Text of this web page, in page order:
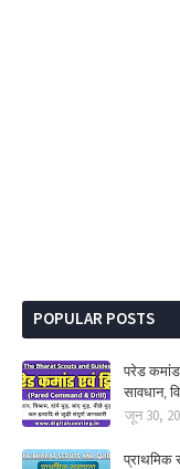
POPULAR POSTS
परेड
सावधान,
जून 30,
प्राथमिक